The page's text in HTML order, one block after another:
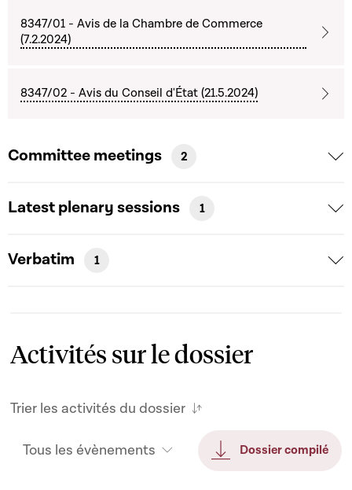
8347/01 - Avis de la Chambre de Commerce
(7.2.2024)
8347/02 - Avis du Conseil d'État (21.5.2024)
Committee meetings 2
Latest plenary sessions 1
Verbatim 1
Activités sur le dossier
Trier les activités du dossier
Tous les évènements Dossier compilé